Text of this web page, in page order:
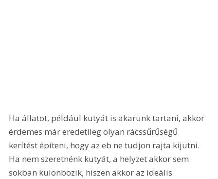
Ha állatot, például kutyát is akarunk tartani, akkor
érdemes már eredetileg olyan rácssűrűségű
kerítést építeni, hogy az eb ne tudjon rajta kijutni.
Ha nem szeretnénk kutyát, a helyzet akkor sem
sokban különbözik, hiszen akkor az ideális